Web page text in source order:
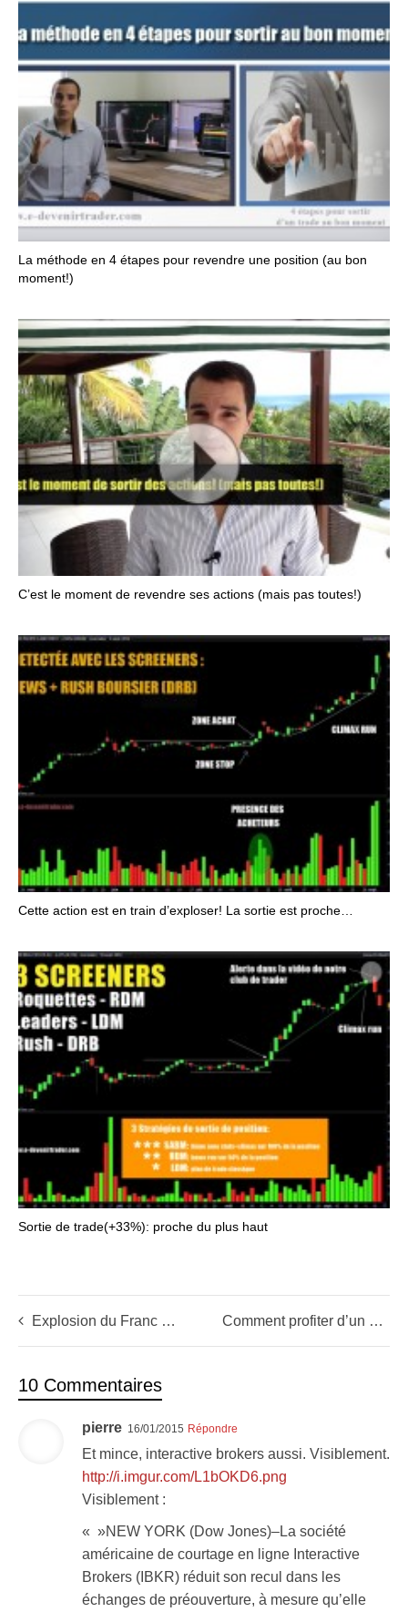
La méthode en 4 étapes pour revendre une position (au bon
moment!)
C’est le moment de revendre ses actions (mais pas toutes!)
Cette action est en train d’exploser! La sortie est proche…
Sortie de trade(+33%): proche du plus haut
Explosion du Franc Suisse + mini krach des actions Suisses = La BCE commence la partie de Monopoly! Comment profiter d’un délit d’initié (sans être un initié!)
10 Commentaires
pierre 16/01/2015 Répondre
Et mince, interactive brokers aussi. Visiblement.
http://i.imgur.com/L1bOKD6.png
Visiblement :
« »NEW YORK (Dow Jones)–La société
américaine de courtage en ligne Interactive
Brokers (IBKR) réduit son recul dans les
échanges de préouverture, à mesure qu’elle